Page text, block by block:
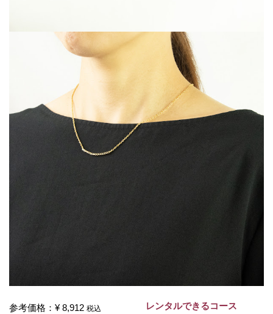
参考価格： ¥ 8,912 税込 レンタルできるコース